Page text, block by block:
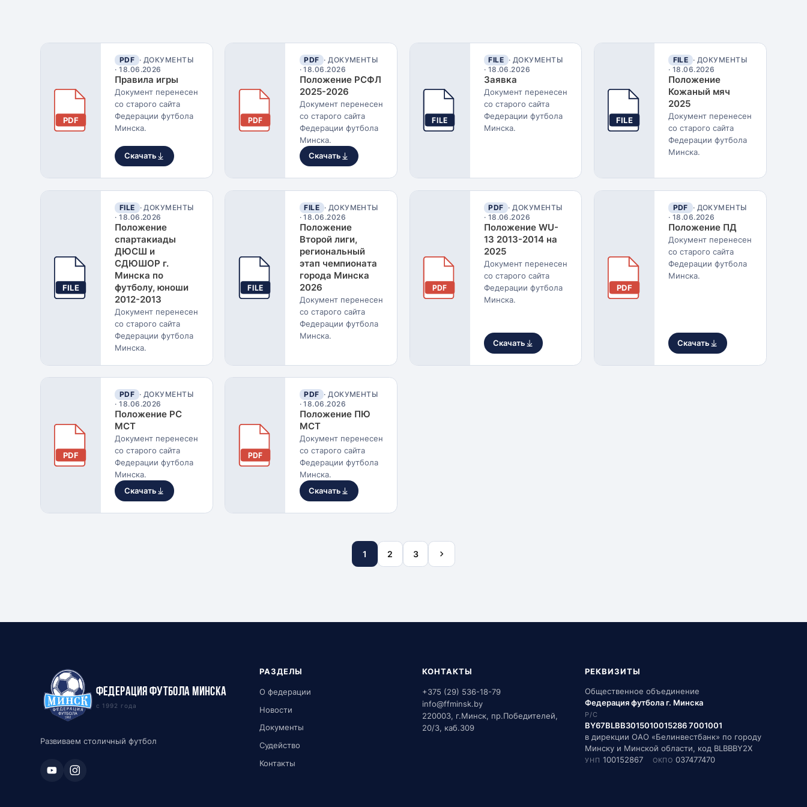
PDF
PDF
· ДОКУМЕНТЫ
·18.06.2026
Правила игры
Документ перенесен
со старого сайта
Федерации футбола
Минска.
Скачать
PDF
PDF
· ДОКУМЕНТЫ
·18.06.2026
Положение РСФЛ
2025-2026
Документ перенесен
со старого сайта
Федерации футбола
Минска.
Скачать
FILE
FILE · ДОКУМЕНТЫ
· 18.06.2026
Заявка
Документ перенесен
со старого сайта
Федерации футбола
Минска.
FILE
FILE
· ДОКУМЕНТЫ
· 18.06.2026
Положение
Кожаный мяч
2025
Документ перенесен
со старого сайта
Федерации футбола
Минска.
FILE
FILE
· ДОКУМЕНТЫ
·18.06.2026
Положение
спартакиады
ДЮСШ и
СДЮШОР г.
Минска по
футболу, юноши
2012-2013
Документ перенесен
со старого сайта
Федерации футбола
Минска.
FILE
FILE · ДОКУМЕНТЫ
·18.06.2026
Положение
Второй лиги,
региональный
этап чемпионата
города Минска
2026
Документ перенесен
со старого сайта
Федерации футбола
Минска.
PDF
PDF
· ДОКУМЕНТЫ
· 18.06.2026
Положение WU-
13 2013-2014 на
2025
Документ перенесен
со старого сайта
Федерации футбола
Минска.
Скачать
PDF
PDF
· ДОКУМЕНТЫ
· 18.06.2026
Положение ПД
Документ перенесен
со старого сайта
Федерации футбола
Минска.
Скачать
PDF
PDF
· ДОКУМЕНТЫ
·18.06.2026
Положение РС
МСТ
Документ перенесен
со старого сайта
Федерации футбола
Минска.
Скачать
PDF
PDF
· ДОКУМЕНТЫ
·18.06.2026
Положение ПЮ
МСТ
Документ перенесен
со старого сайта
Федерации футбола
Минска.
Скачать
1 2 3
Федерация футбола Минска
с 1992 года
Развиваем столичный футбол
РАЗДЕЛЫ
О федерации
Новости
Документы
Судейство
Контакты
КОНТАКТЫ
+375 (29) 536-18-79
info@ffminsk.by
220003, г.Минск, пр.Победителей,
20/3, каб.309
РЕКВИЗИТЫ
Общественное объединение
Федерация футбола г. Минска
Р/С
BY67BLBB3015010015286 7001001
в дирекции ОАО «Белинвестбанк» по городу
Минску и Минской области, код BLBBBY2X
УНП 100152867 ОКПО 037477470